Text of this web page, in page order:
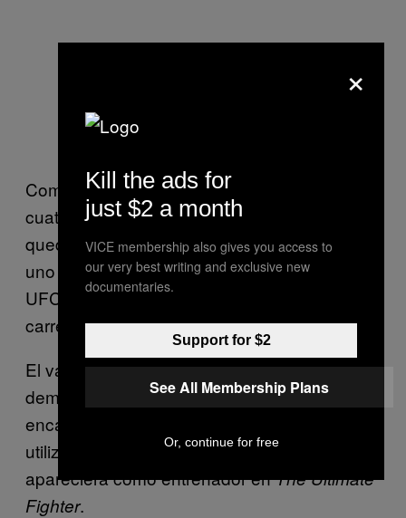
Como lo mencionamos antes, Faber peleó
cuatro veces por el oro de UFC y en todas se
quedó corto, pero el estatus de Faber como
uno de los peleadores más populares en
UFC nunca se vio comprometido durante su
carrera.
El valor de Faber para UFC ha sido
demostrado en varias ocasiones ya que ha
encabezado varios eventos. Incluso UFC
utilizó a Faber en dos ocasiones para que
apareciera como entrenador enThe Ultimate
Fighter.
×
Kill the ads for
just $2 a month
VICE membership also gives you access to
our very best writing and exclusive new
documentaries.
Support for $2
See All Membership Plans
Or, continue for free